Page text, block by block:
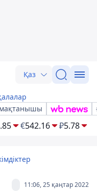
Қаз
€542.16 ₽5.78
11:06, 25 қаңтар 2022